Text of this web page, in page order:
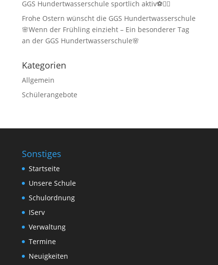
GGS Hundertwasserschule sportlich aktiv⚽🏃‍♂️
Frohe Ostern wünscht die GGS Hundertwasserschule
🌸Wenn der Frühling einzieht – Ein besonderer Tag
an der GGS Hundertwasserschule🌸
Kategorien
Allgemein
Schülerangebote
Sonstiges
Startseite
Unsere Schule
Schulordnung
IServ
Verwaltung
Termine
Neuigkeiten